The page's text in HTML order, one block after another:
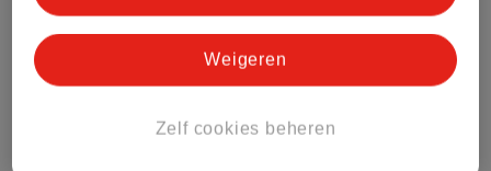
Bestel & Bezorginformatie
Zelf cookies beheren
Weigeren